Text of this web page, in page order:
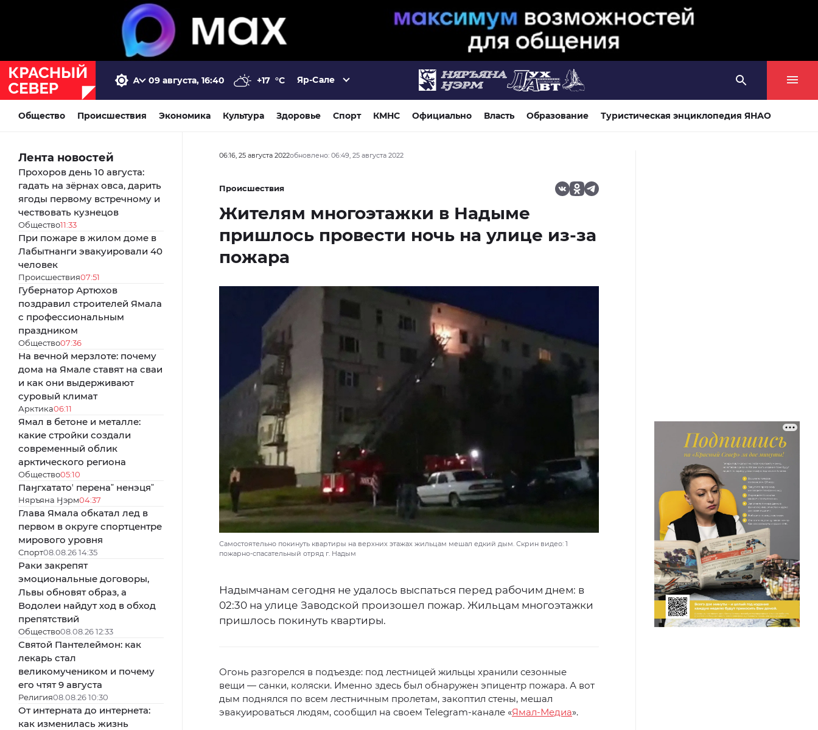
09 августа, 16:40 +17 °C Яр-Сале
Общество Происшествия Экономика Культура Здоровье Спорт КМНС Официально Власть Образование Туристическая энциклопедия ЯНАО
Лента новостей
Прохоров день 10 августа:
гадать на зёрнах овса, дарить
ягоды первому встречному и
чествовать кузнецов
Общество11:33
При пожаре в жилом доме в
Лабытнанги эвакуировали 40
человек
Происшествия07:51
Губернатор Артюхов
поздравил строителей Ямала
с профессиональным
праздником
Общество07:36
На вечной мерзлоте: почему
дома на Ямале ставят на сваи
и как они выдерживают
суровый климат
Арктика06:11
Ямал в бетоне и металле:
какие стройки создали
современный облик
арктического региона
Общество05:10
Паӈгхататоʼ перенаˮ ненэцяˮ
Няръяна Ӈэрм04:37
Глава Ямала обкатал лед в
первом в округе спортцентре
мирового уровня
Спорт08.08.26 14:35
Раки закрепят
эмоциональные договоры,
Львы обновят образ, а
Водолеи найдут ход в обход
препятствий
Общество08.08.26 12:33
Святой Пантелеймон: как
лекарь стал
великомучеником и почему
его чтят 9 августа
Религия08.08.26 10:30
От интерната до интернета:
как изменилась жизнь
06:16, 25 августа 2022обновлено: 06:49, 25 августа 2022
Происшествия
Жителям многоэтажки в Надыме
пришлось провести ночь на улице из-за
пожара
Самостоятельно покинуть квартиры на верхних этажах жильцам мешал едкий дым. Скрин видео: 1
пожарно-спасательный отряд г. Надым
Надымчанам сегодня не удалось выспаться перед рабочим днем: в
02:30 на улице Заводской произошел пожар. Жильцам многоэтажки
пришлось покинуть квартиры.
Огонь разгорелся в подъезде: под лестницей жильцы хранили сезонные
вещи — санки, коляски. Именно здесь был обнаружен эпицентр пожара. А вот
дым поднялся по всем лестничным пролетам, закоптил стены, мешал
эвакуироваться людям, сообщил на своем Telegram-канале «Ямал-Медиа».